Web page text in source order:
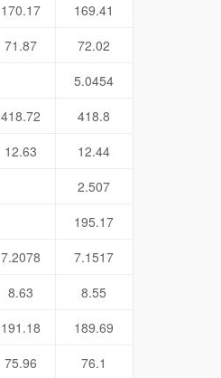
170.17
169.41
71.87
72.02
5.0454
418.72
418.8
12.63
12.44
2.507
195.17
7.2078
7.1517
8.63
8.55
191.18
189.69
75.96
76.1